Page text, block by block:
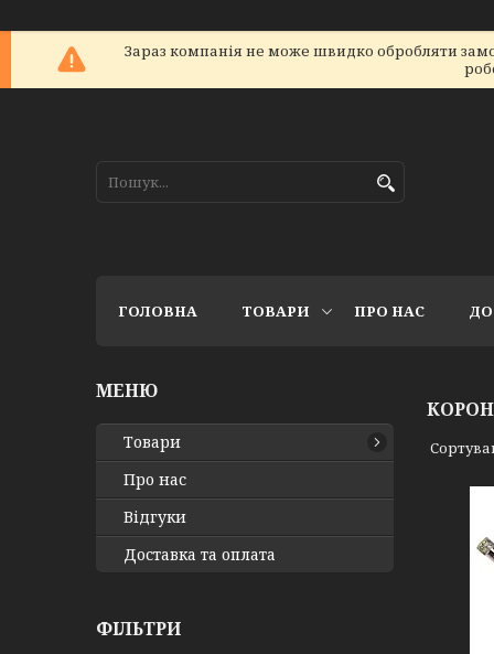
Зараз компанія не може швидко обробляти
ГОЛОВНА ТОВАРИ ПРО НАС
Товари
Про нас
Відгуки
Доставка та оплата
ФІЛЬТРИ